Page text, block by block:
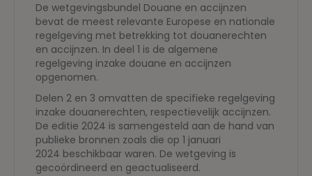
De wetgevingsbundel Douane en accijnzen
bevat de meest relevante Europese en nationale
regelgeving met betrekking tot douanerechten
en accijnzen. In deel 1 is de algemene
regelgeving inzake douane en accijnzen
opgenomen.
Delen 2 en 3 omvatten de specifieke regelgeving
inzake douanerechten, respectievelijk accijnzen.
De editie 2024 is samengesteld aan de hand van
publieke bronnen zoals die op 1 januari
2024 beschikbaar waren. De wetgeving is
gecoördineerd en geactualiseerd.